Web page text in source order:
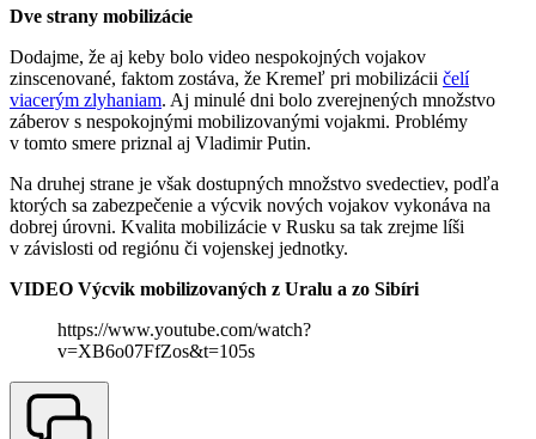
Dve strany mobilizácie
Dodajme, že aj keby bolo video nespokojných vojakov
zinscenované, faktom zostáva, že Kremeľ pri mobilizácii čelí
viacerým zlyhaniam. Aj minulé dni bolo zverejnených množstvo
záberov s nespokojnými mobilizovanými vojakmi. Problémy
v tomto smere priznal aj Vladimir Putin.
Na druhej strane je však dostupných množstvo svedectiev, podľa
ktorých sa zabezpečenie a výcvik nových vojakov vykonáva na
dobrej úrovni. Kvalita mobilizácie v Rusku sa tak zrejme líši
v závislosti od regiónu či vojenskej jednotky.
VIDEO Výcvik mobilizovaných z Uralu a zo Sibíri
https://www.youtube.com/watch?
v=XB6o07FfZos&t=105s